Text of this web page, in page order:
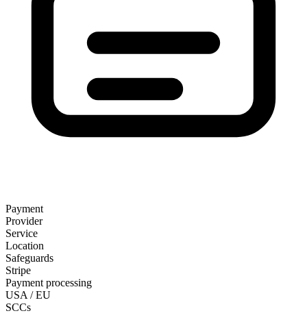
Payment
Provider
Service
Location
Safeguards
Stripe
Payment processing
USA / EU
SCCs